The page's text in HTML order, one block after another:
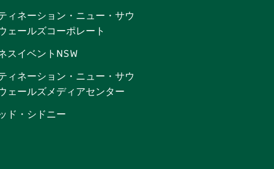
ィネーション・ニュー・サウ
ェールズコーポレート
スイベントNSW
ィネーション・ニュー・サウ
ェールズメディアセンター
ド・シドニー